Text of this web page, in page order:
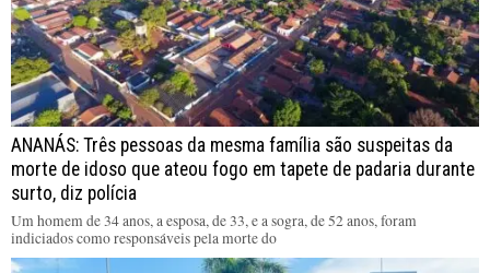
ANANÁS: Três pessoas da mesma família são suspeitas da
morte de idoso que ateou fogo em tapete de padaria durante
surto, diz polícia
Um homem de 34 anos, a esposa, de 33, e a sogra, de 52 anos, foram
indiciados como responsáveis pela morte do